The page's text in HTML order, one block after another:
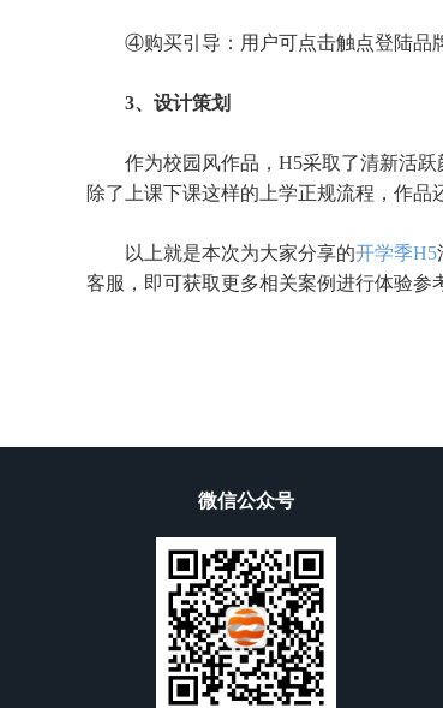
④购买引导：用户可点击触点登陆品
3、设计策划
作为校园风作品， H5采取了清新活跃
除了上课下课这样的上学正规流程，作品
以上就是本次为大家分享的开学季H5
客服，即可获取更多相关案例进行体验参
微信公众号